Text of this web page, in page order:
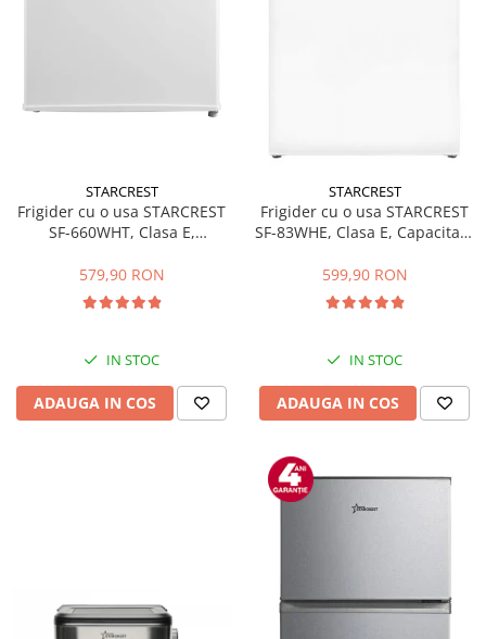
STARCREST
Frigider cu o usa STARCREST
SF-660WHT, Clasa E,
579,90 RON
IN STOC
ADAUGA IN COS
STARCREST
Frigider cu o usa STARCREST
SF-83WHE, Clasa E, Capacitate
Compartiment gheata, H 85
cm, Alb
599,90 RON
IN STOC
ADAUGA IN COS